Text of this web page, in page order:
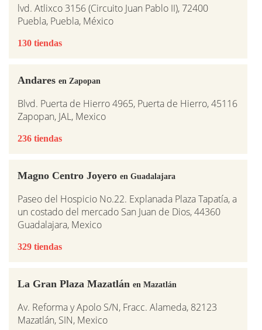
lvd. Atlixco 3156 (Circuito Juan Pablo II), 72400
Puebla, Puebla, México
130 tiendas
Andares en Zapopan
Blvd. Puerta de Hierro 4965, Puerta de Hierro, 45116
Zapopan, JAL, Mexico
236 tiendas
Magno Centro Joyero en Guadalajara
Paseo del Hospicio No.22. Explanada Plaza Tapatía, a
un costado del mercado San Juan de Dios, 44360
Guadalajara, Mexico
329 tiendas
La Gran Plaza Mazatlán en Mazatlán
Av. Reforma y Apolo S/N, Fracc. Alameda, 82123
Mazatlán, SIN, Mexico